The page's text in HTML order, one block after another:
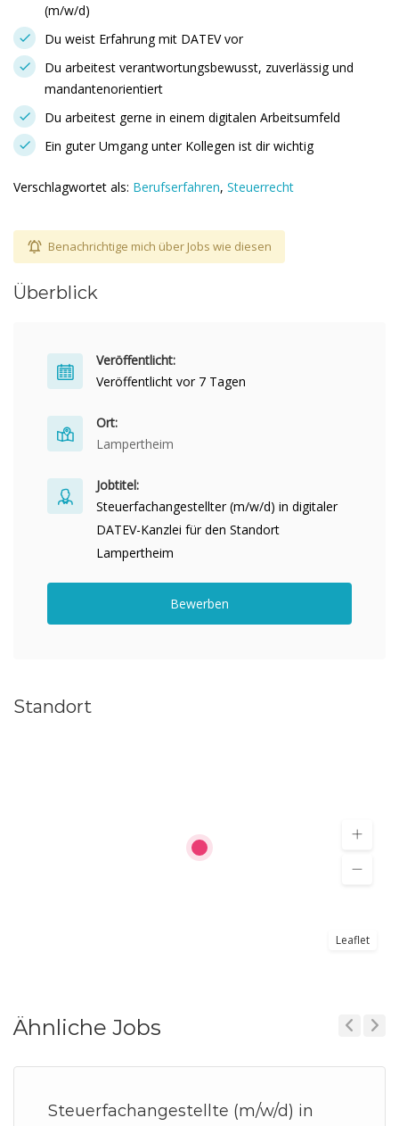
(m/w/d)
Du weist Erfahrung mit DATEV vor
Du arbeitest verantwortungsbewusst, zuverlässig und
mandantenorientiert
Du arbeitest gerne in einem digitalen Arbeitsumfeld
Ein guter Umgang unter Kollegen ist dir wichtig
Verschlagwortet als: Berufserfahren, Steuerrecht
Benachrichtige mich über Jobs wie diesen
Überblick
Veröffentlicht:
Veröffentlicht vor 7 Tagen
Ort:
Lampertheim
Jobtitel:
Steuerfachangestellter (m/w/d) in digitaler
DATEV-Kanzlei für den Standort
Lampertheim
Bewerben
Standort
Leaflet
Ähnliche Jobs
Steuerfachangestellte (m/w/d) in